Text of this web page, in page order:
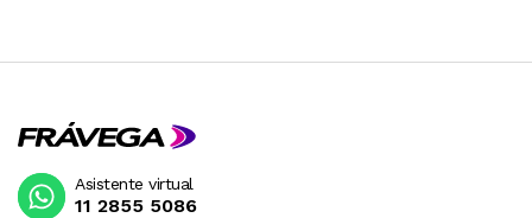
Asistente virtual
11 2855 5086